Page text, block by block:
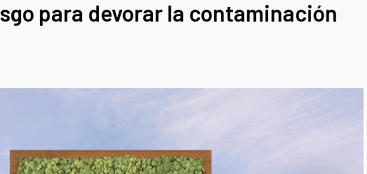
para devorar la contaminación